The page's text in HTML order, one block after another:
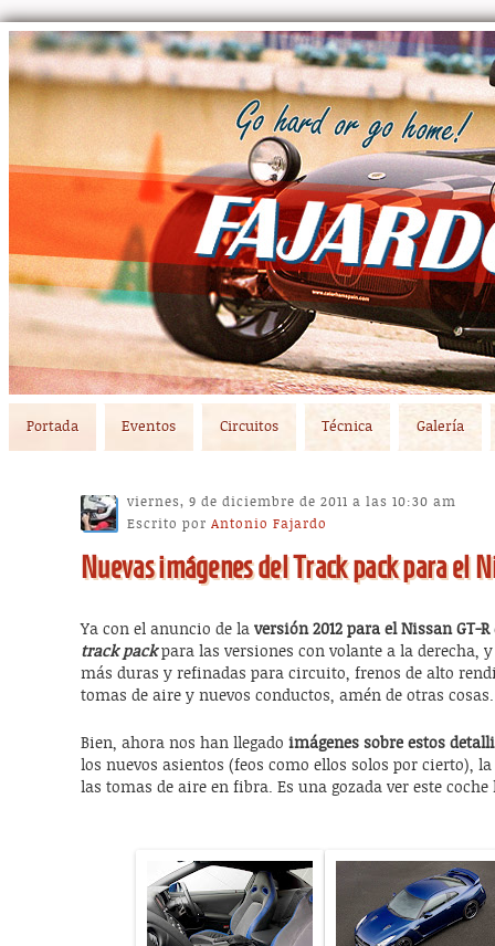
Skip to primary content
Skip to secondary content
Portada Eventos Circuitos Técnica Galería
Nuevas imágenes del Track pack para el
viernes, 9 de diciembre de 2011 a las 10:30 am
Escrito porAntonio Fajardo
Ya con el anuncio de laversión 2012 para el Nissan GT-R
track packpara las versiones con volante a la derecha,
más duras y refinadas para circuito, frenos de alto
tomas de aire y nuevos conductos, amén de otras cosas.
Bien, ahora nos han llegadoimágenes sobre estos
los nuevos asientos (feos como ellos solos por cierto),
las tomas de aire en fibra. Es una gozada ver este coche